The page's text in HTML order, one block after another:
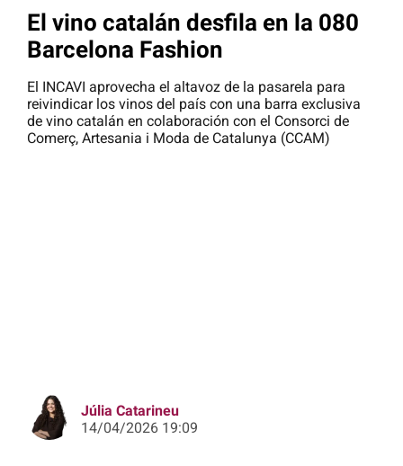
El vino catalán desfila en la 080
Barcelona Fashion
El INCAVI aprovecha el altavoz de la pasarela para
reivindicar los vinos del país con una barra exclusiva
de vino catalán en colaboración con el Consorci de
Comerç, Artesania i Moda de Catalunya (CCAM)
Júlia Catarineu
14/04/2026 19:09